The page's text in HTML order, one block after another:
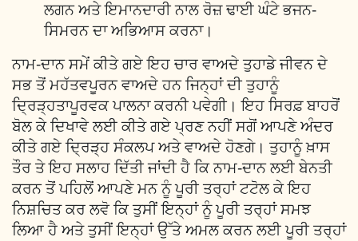
ਲਗਨ ਅਤੇ ਇਮਾਨਦਾਰੀ ਨਾਲ ਰੋਜ਼ ਢਾਈ ਘੰਟੇ ਭਜਨ-
ਸਿਮਰਨ ਦਾ ਅਭਿਆਸ ਕਰਨਾ।
ਨਾਮ-ਦਾਨ ਸਮੇਂ ਕੀਤੇ ਗਏ ਇਹ ਚਾਰ ਵਾਅਦੇ ਤੁਹਾਡੇ ਜੀਵਨ ਦੇ
ਸਭ ਤੋਂ ਮਹੱਤਵਪੂਰਨ ਵਾਅਦੇ ਹਨ ਜਿਨ੍ਹਾਂ ਦੀ ਤੁਹਾਨੂੰ
ਦ੍ਰਿੜ੍ਹਤਾਪੂਰਵਕ ਪਾਲਨਾ ਕਰਨੀ ਪਵੇਗੀ। ਇਹ ਸਿਰਫ਼ ਬਾਹਰੋਂ
ਬੋਲ ਕੇ ਦਿਖਾਵੇ ਲਈ ਕੀਤੇ ਗਏ ਪ੍ਰਣ ਨਹੀਂ ਸਗੋਂ ਆਪਣੇ ਅੰਦਰ
ਕੀਤੇ ਗਏ ਦ੍ਰਿੜ੍ਹ ਸੰਕਲਪ ਅਤੇ ਵਾਅਦੇ ਹੋਣਗੇ। ਤੁਹਾਨੂੰ ਖ਼ਾਸ
ਤੌਰ ਤੇ ਇਹ ਸਲਾਹ ਦਿੱਤੀ ਜਾਂਦੀ ਹੈ ਕਿ ਨਾਮ-ਦਾਨ ਲਈ ਬੇਨਤੀ
ਕਰਨ ਤੋਂ ਪਹਿਲੋਂ ਆਪਣੇ ਮਨ ਨੂੰ ਪੂਰੀ ਤਰ੍ਹਾਂ ਟਟੋਲ ਕੇ ਇਹ
ਨਿਸ਼ਚਿਤ ਕਰ ਲਵੋ ਕਿ ਤੁਸੀਂ ਇਨ੍ਹਾਂ ਨੂੰ ਪੂਰੀ ਤਰ੍ਹਾਂ ਸਮਝ
ਲਿਆ ਹੈ ਅਤੇ ਤੁਸੀਂ ਇਨ੍ਹਾਂ ਉੱਤੇ ਅਮਲ ਕਰਨ ਲਈ ਪੂਰੀ ਤਰ੍ਹਾਂ